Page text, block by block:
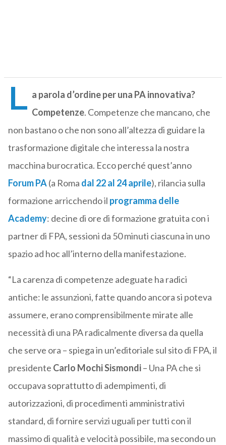
L a parola d’ordine per una PA innovativa?
Competenze. Competenze che mancano, che
non bastano o che non sono all’altezza di guidare la
trasformazione digitale che interessa la nostra
macchina burocratica. Ecco perché quest’anno
Forum PA(a Roma dal 22 al 24 aprile), rilancia sulla
formazione arricchendo il programma delle
Academy: decine di ore di formazione gratuita con i
partner di FPA, sessioni da 50 minuti ciascuna in uno
spazio ad hoc all’interno della manifestazione.
“La carenza di competenze adeguate ha radici
antiche: le assunzioni, fatte quando ancora si poteva
assumere, erano comprensibilmente mirate alle
necessità di una PA radicalmente diversa da quella
che serve ora – spiega in un’editoriale sul sito di FPA, il
presidente Carlo Mochi Sismondi– Una PA che si
occupava soprattutto di adempimenti, di
autorizzazioni, di procedimenti amministrativi
standard, di fornire servizi uguali per tutti con il
massimo di qualità e velocità possibile, ma secondo un